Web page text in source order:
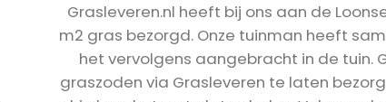
Grasleveren.nl heeft bij ons aan de
m2 gras bezorgd. Onze tuinman heeft
het vervolgens aangebracht in de tuin.
graszoden via Grasleveren te laten